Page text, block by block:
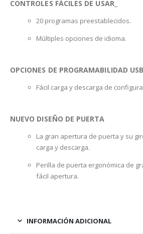
CONTROLES FÁCILES DE USAR_
20 programas preestablecidos.
Múltiples opciones de idioma.
OPCIONES DE PROGRAMABILIDAD USB
Fácil carga y descarga de
NUEVO DISEÑO DE PUERTA
La gran apertura de puerta y su
carga y descarga.
Perilla de puerta ergonómica de
fácil apertura.
INFORMACIÓN ADICIONAL